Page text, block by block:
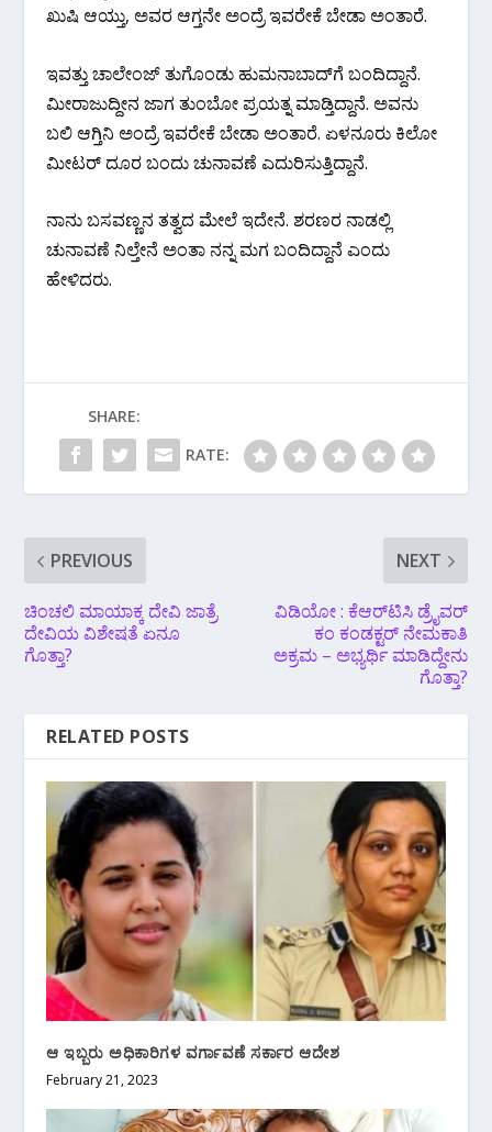
ಖುಷಿ ಆಯ್ತು, ಅವರ ಆಗ್ತನೇ ಅಂದ್ರೆ ಇವರೇಕೆ ಬೇಡಾ ಅಂತಾರೆ.
ಇವತ್ತು ಚಾಲೇಂಜ್ ತುಗೊಂಡು ಹುಮನಾಬಾದ್‌ಗೆ ಬಂದಿದ್ದಾನೆ.
ಮೀರಾಜುದ್ದೀನ ಜಾಗ ತುಂಬೋ ಪ್ರಯತ್ನ ಮಾಡ್ತಿದ್ದಾನೆ. ಅವನು‌
ಬಲಿ‌ ಆಗ್ತಿನಿ ಅಂದ್ರೆ ಇವರೇಕೆ ಬೇಡಾ ಅಂತಾರೆ. ಏಳನೂರು ಕಿಲೋ
ಮೀಟರ್ ದೂರ ಬಂದು ಚುನಾವಣೆ ಎದುರಿಸುತ್ತಿದ್ದಾನೆ.
ನಾನು ಬಸವಣ್ಣನ ತತ್ವದ ಮೇಲೆ ಇದೇನೆ. ಶರಣರ ನಾಡಲ್ಲಿ
ಚುನಾವಣೆ ನಿಲ್ತೇನೆ ಅಂತಾ ನನ್ನ ಮಗ ಬಂದಿದ್ದಾನೆ ಎಂದು
ಹೇಳಿದರು.
SHARE:
RATE:
PREVIOUS
ಚಿಂಚಲಿ ಮಾಯಾಕ್ಕ ದೇವಿ ಜಾತ್ರೆ
ದೇವಿಯ ವಿಶೇಷತೆ ಏನೂ
ಗೊತ್ತಾ?
NEXT
ವಿಡಿಯೋ : ಕೆಆರ್‌ಟಿಸಿ ಡ್ರೈವರ್
ಕಂ ಕಂಡಕ್ಟರ್ ನೇಮಕಾತಿ
ಅಕ್ರಮ – ಅಭ್ಯರ್ಥಿ ಮಾಡಿದ್ದೇನು
ಗೊತ್ತಾ?
RELATED POSTS
ಆ ಇಬ್ಬರು ಅಧಿಕಾರಿಗಳ ವರ್ಗಾವಣೆ ಸರ್ಕಾರ ಆದೇಶ
February 21, 2023